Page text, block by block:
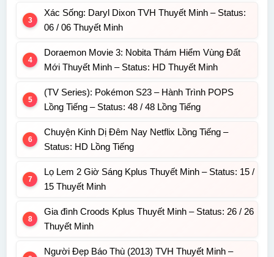
Xác Sống: Daryl Dixon TVH Thuyết Minh – Status:
06 / 06 Thuyết Minh
Doraemon Movie 3: Nobita Thám Hiểm Vùng Đất
Mới Thuyết Minh – Status: HD Thuyết Minh
(TV Series): Pokémon S23 – Hành Trình POPS
Lồng Tiếng – Status: 48 / 48 Lồng Tiếng
Chuyện Kinh Dị Đêm Nay Netflix Lồng Tiếng –
Status: HD Lồng Tiếng
Lọ Lem 2 Giờ Sáng Kplus Thuyết Minh – Status: 15 /
15 Thuyết Minh
Gia đình Croods Kplus Thuyết Minh – Status: 26 / 26
Thuyết Minh
Người Đẹp Báo Thù (2013) TVH Thuyết Minh –